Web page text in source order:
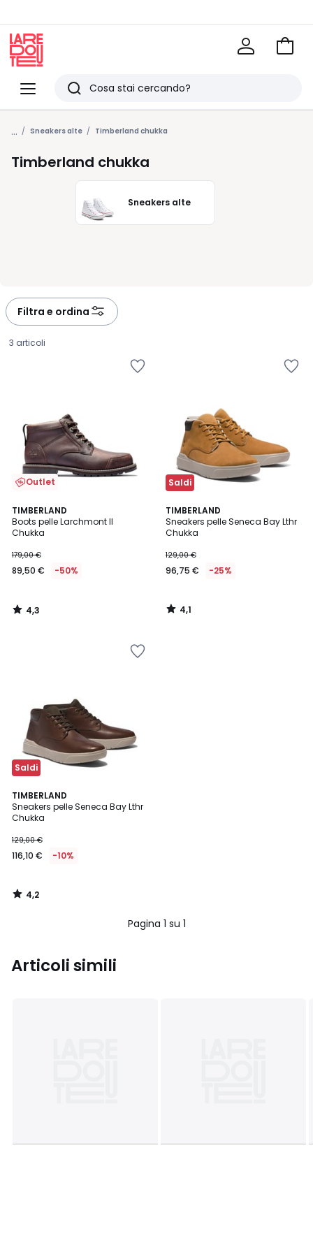
Menu
Redoute
Ricerca
Ultimi
articoli
visti
Vai
... Sneakers alte Timberland chukka
Timberland chukka
Sneakers alte
Filtra e ordina
3 articoli
Outlet
TIMBERLAND
Boots pelle Larchmont II
Chukka
€
Invece
179,00
€
179,00 €
89,50 € -50%
4,3
/ 5
4,3
/
Saldi
TIMBERLAND
Sneakers pelle Seneca Bay Lthr
Chukka
129,00 €
96,75 € -25%
4,1
/ 5
4,1
/
Saldi
TIMBERLAND
Sneakers pelle Seneca Bay Lthr
Chukka
129,00 €
116,10 € -10%
4,2
/ 5
4,2
/
Pagina 1 su 1
Articoli simili